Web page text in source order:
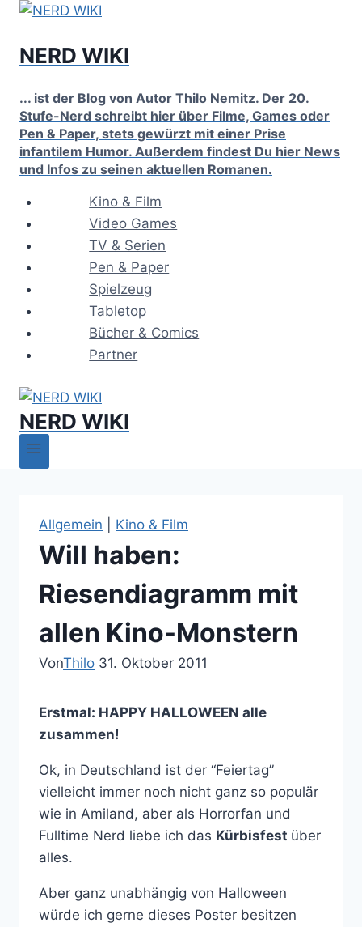
Zum
springen
NERD WIKI
... ist der Blog von Autor Thilo Nemitz. Der 20.
Stufe-Nerd schreibt hier über Filme, Games oder
Pen & Paper, stets gewürzt mit einer Prise
infantilem Humor. Außerdem findest Du hier News
und Infos zu seinen aktuellen Romanen.
Kino & Film
Video Games
TV & Serien
Pen & Paper
Spielzeug
Tabletop
Bücher & Comics
Partner
NERD WIKI
Allgemein Kino & Film
Will haben:
Riesendiagramm mit
allen Kino-Monstern
VonThilo 31. Oktober 2011
Erstmal: HAPPY HALLOWEEN alle
zusammen!
Ok, in Deutschland ist der “Feiertag”
vielleicht immer noch nicht ganz so populär
wie in Amiland, aber als Horrorfan und
Fulltime Nerd liebe ich das Kürbisfest über
alles.
Aber ganz unabhängig von Halloween
würde ich gerne dieses Poster besitzen